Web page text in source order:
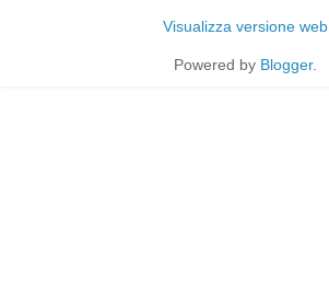
Visualizza versione web
Powered by Blogger.